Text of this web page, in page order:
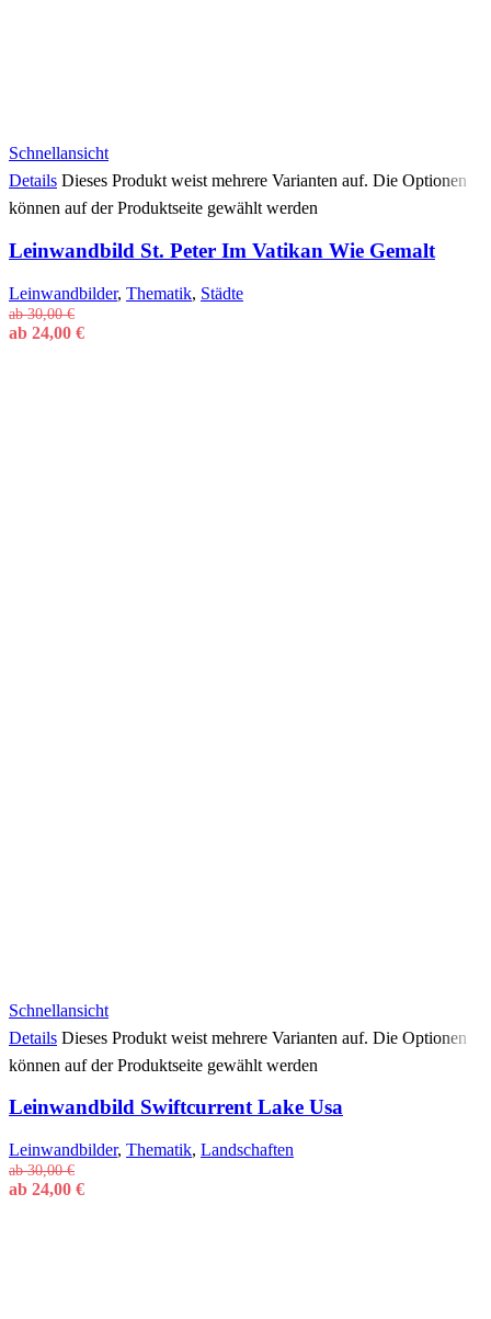
Schnellansicht
Details Dieses Produkt weist mehrere Varianten auf. Die Optionen
können auf der Produktseite gewählt werden
Leinwandbild St. Peter Im Vatikan Wie Gemalt
Leinwandbilder, Thematik, Städte
ab30,00€
ab 24,00 €
Schnellansicht
Details Dieses Produkt weist mehrere Varianten auf. Die Optionen
können auf der Produktseite gewählt werden
Leinwandbild Swiftcurrent Lake Usa
Leinwandbilder, Thematik, Landschaften
ab30,00€
ab 24,00 €